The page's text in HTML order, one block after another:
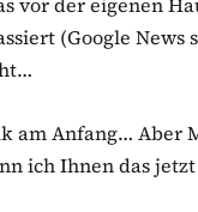
(Google News
am Anfang…
ich Ihnen das